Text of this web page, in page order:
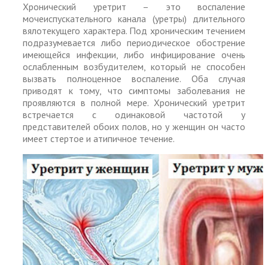
Хронический уретрит – это воспаление
мочеиспускательного канала (уретры) длительного
вялотекущего характера. Под хроническим течением
подразумевается либо периодическое обострение
имеющейся инфекции, либо инфицирование очень
ослабленным возбудителем, который не способен
вызвать полноценное воспаление. Оба случая
приводят к тому, что симптомы заболевания не
проявляются в полной мере. Хронический уретрит
встречается с одинаковой частотой у
представителей обоих полов, но у женщин он часто
имеет стертое и атипичное течение.